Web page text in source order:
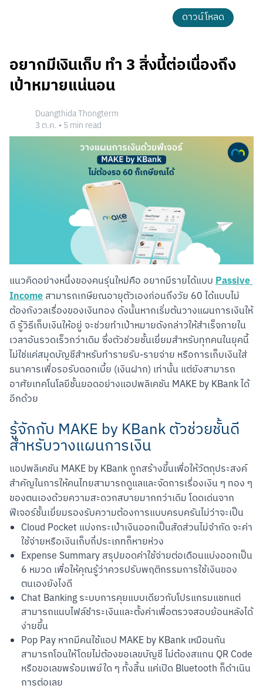
ดาวน์โหลด
อยากมีเงินเก็บ ทำ 3 สิ่งนี้ต่อเนื่องถึง
เป้าหมายแน่นอน
Duangthida Thongterm
3 ต.ค. • 5min read
แนวคิดอย่างหนึ่งของคนรุ่นใหม่คือ อยากมีรายได้แบบ Passive
Income สามารถเกษียณอายุตัวเองก่อนถึงวัย 60 ได้แบบไม่
ต้องกังวลเรื่องของเงินทอง ดังนั้นหากเริ่มต้นวางแผนการเงินให้
ดี รู้วิธีเก็บเงินให้อยู่ จะช่วยทำเป้าหมายดังกล่าวให้สำเร็จภายใน
เวลาอันรวดเร็วกว่าเดิม ซึ่งตัวช่วยชั้นเยี่ยมสำหรับทุกคนในยุคนี้
ไม่ใช่แค่สมุดบัญชีสำหรับทำรายรับ-รายจ่าย หรือการเก็บเงินใส่
ธนาคารเพื่อรอรับดอกเบี้ย (เงินฝาก) เท่านั้น แต่ยังสามารถ
อาศัยเทคโนโลยีชั้นยอดอย่างแอปพลิเคชัน MAKE by KBank ได้
อีกด้วย
รู้จักกับ MAKE by KBank ตัวช่วยชั้นดี
สำหรับวางแผนการเงิน
แอปพลิเคชัน MAKE by KBank ถูกสร้างขึ้นเพื่อให้วัตถุประสงค์
สำคัญในการให้คนไทยสามารถดูแลและจัดการเรื่องเงิน ๆ ทอง ๆ
ของตนเองด้วยความสะดวกสบายมากกว่าเดิม โดดเด่นจาก
ฟีเจอร์ชั้นเยี่ยมรองรับความต้องการแบบครบครันไม่ว่าจะเป็น
Cloud Pocket แบ่งกระเป๋าเงินออกเป็นสัดส่วนไม่จำกัด จะค่า
ใช้จ่ายหรือเงินเก็บกี่ประเภทก็หายห่วง
Expense Summary สรุปยอดค่าใช้จ่ายต่อเดือนแบ่งออกเป็น
6 หมวด เพื่อให้คุณรู้ว่าควรปรับพฤติกรรมการใช้เงินของ
ตนเองยังไงดี
Chat Banking ระบบการคุยแบบเดียวกับโปรแกรมแชทแต่
สามารถแนบไฟล์ชำระเงินและตั้งค่าเพื่อตรวจสอบย้อนหลังได้
ง่ายขึ้น
Pop Pay หากมีคนใช้แอป MAKE by KBank เหมือนกัน
สามารถโอนให้โดยไม่ต้องขอเลขบัญชี ไม่ต้องสแกน QR Code
หรือขอเลขพร้อมเพย์ใด ๆ ทั้งสิ้น แค่เปิด Bluetooth ก็ดำเนิน
การต่อเลย